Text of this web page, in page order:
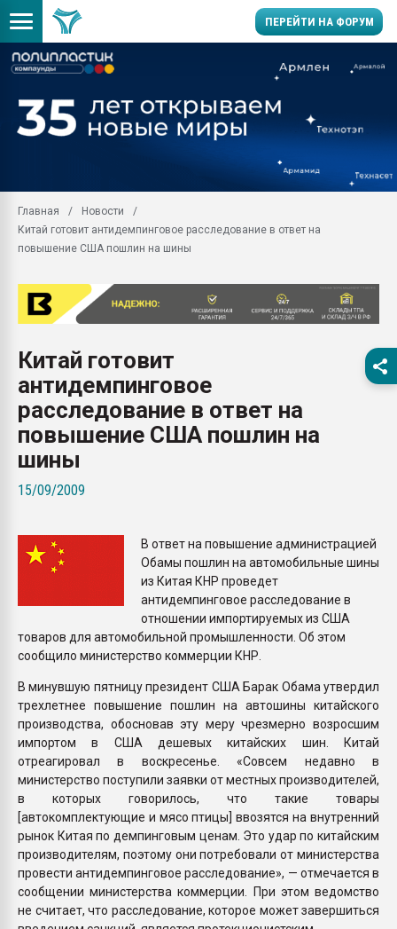
ПЕРЕЙТИ НА ФОРУМ
универсальны, что
умельцы изготовили
Продажа готового
производство SPC
29.07.2026 ФРП помог
Помощь в подборе
Вакуум-формовочные
Подмосковье, Москва
28.07.2026
пластмасс
28.07.2026
Главная
Новости
Китай готовит антидемпинговое расследование в ответ на
повышение США пошлин на шины
Китай готовит
антидемпинговое
расследование в ответ на
повышение США пошлин на
шины
15/09/2009
В ответ на повышение администрацией
Обамы пошлин на автомобильные шины
из Китая КНР проведет
антидемпинговое расследование в
отношении импортируемых из США
товаров для автомобильной промышленности. Об этом
сообщило министерство коммерции КНР.
В минувшую пятницу президент США Барак Обама утвердил
трехлетнее повышение пошлин на автошины китайского
производства, обосновав эту меру чрезмерно возросшим
импортом в США дешевых китайских шин. Китай
отреагировал в воскресенье. «Совсем недавно в
министерство поступили заявки от местных производителей,
в которых говорилось, что такие товары
[автокомплектующие и мясо птицы] ввозятся на внутренний
рынок Китая по демпинговым ценам. Это удар по китайским
производителям, поэтому они потребовали от министерства
провести антидемпинговое расследование», — отмечается в
сообщении министерства коммерции. При этом ведомство
не считает, что расследование, которое может завершиться